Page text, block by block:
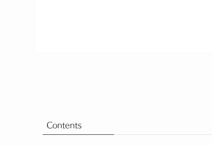
Contents